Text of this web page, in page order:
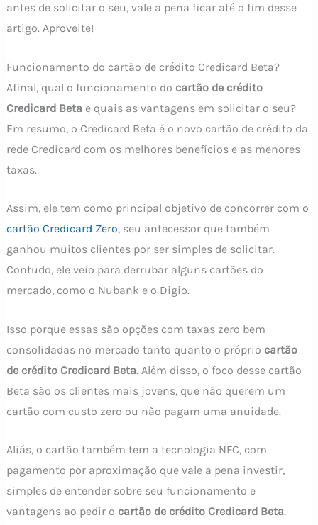
antes de solicitar o seu, vale a pena ficar até o fim desse
artigo. Aproveite!
Funcionamento do cartão de crédito Credicard Beta?
Afinal, qual o funcionamento do cartão de crédito
Credicard Beta e quais as vantagens em solicitar o seu?
Em resumo, o Credicard Beta é o novo cartão de crédito da
rede Credicard com os melhores benefícios e as menores
taxas.
Assim, ele tem como principal objetivo de concorrer com o
cartão Credicard Zero, seu antecessor que também
ganhou muitos clientes por ser simples de solicitar.
Contudo, ele veio para derrubar alguns cartões do
mercado, como o Nubank e o Digio.
Isso porque essas são opções com taxas zero bem
consolidadas no mercado tanto quanto o próprio cartão
de crédito Credicard Beta. Além disso, o foco desse cartão
Beta são os clientes mais jovens, que não querem um
cartão com custo zero ou não pagam uma anuidade.
Aliás, o cartão também tem a tecnologia NFC, com
pagamento por aproximação que vale a pena investir,
simples de entender sobre seu funcionamento e
vantagens ao pedir o cartão de crédito Credicard Beta.